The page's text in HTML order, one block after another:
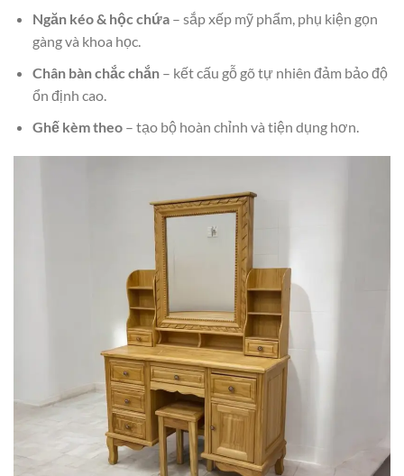
Ngăn kéo & hộc chứa– sắp xếp mỹ phẩm, phụ kiện gọn
gàng và khoa học.
Chân bàn chắc chắn– kết cấu gỗ gõ tự nhiên đảm bảo độ
ổn định cao.
Ghế kèm theo– tạo bộ hoàn chỉnh và tiện dụng hơn.